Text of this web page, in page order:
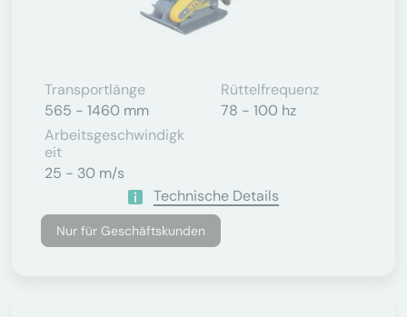
Transportlänge
565 - 1460 mm
Rüttelfrequenz
78 - 100 hz
Arbeitsgeschwindigk
Eit
25 - 30 m/s
Technische Details
Nur für Geschäftskunden